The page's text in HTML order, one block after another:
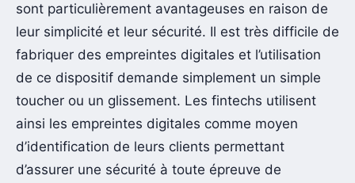
sont particulièrement avantageuses en raison de
leur simplicité et leur sécurité. Il est très difficile de
fabriquer des empreintes digitales et l’utilisation
de ce dispositif demande simplement un simple
toucher ou un glissement. Les fintechs utilisent
ainsi les empreintes digitales comme moyen
d’identification de leurs clients permettant
d’assurer une sécurité à toute épreuve de